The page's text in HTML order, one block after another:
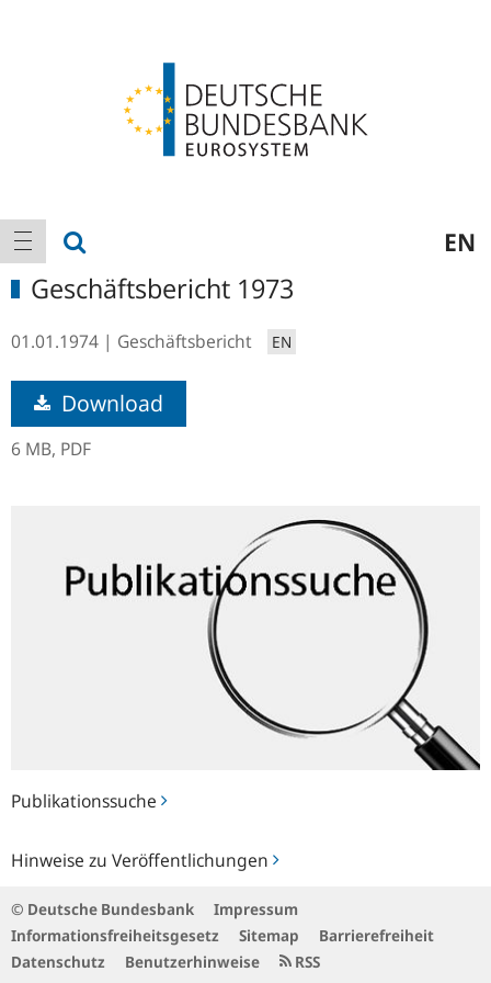
Hauptnavigation
Navigation anzeigen EN
Publikationssuche
Hinweise zu Veröffentlichungen
zu
Geschäftsbericht 1973
01.01.1974 Geschäftsbericht EN
Download
6 MB, PDF
© Deutsche Bundesbank
Impressum
Informationsfreiheitsgesetz
Sitemap
Barrierefreiheit
Datenschutz
Benutzerhinweise RSS